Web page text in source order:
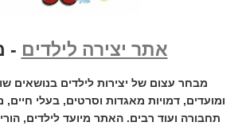
אתר יצירה לילדים -
מבחר עצום של יצירות לילדים בנושאים
ומועדים, דמויות מאגדות וסרטים, בעלי חיים,
תחבורה ועוד רבים. האתר מיועד לילדים,